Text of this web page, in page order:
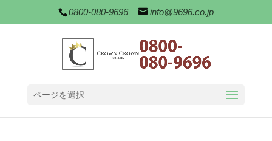
0800-080-9696 info@9696.co.jp
ページを選択